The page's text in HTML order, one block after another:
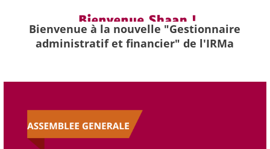
Bienvenue à la nouvelle "Gestionnaire
administratif et financier" de l'IRMa